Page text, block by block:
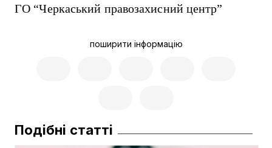
ГО “Черкаський правозахисний центр”
поширити інформацію
Подібні статті